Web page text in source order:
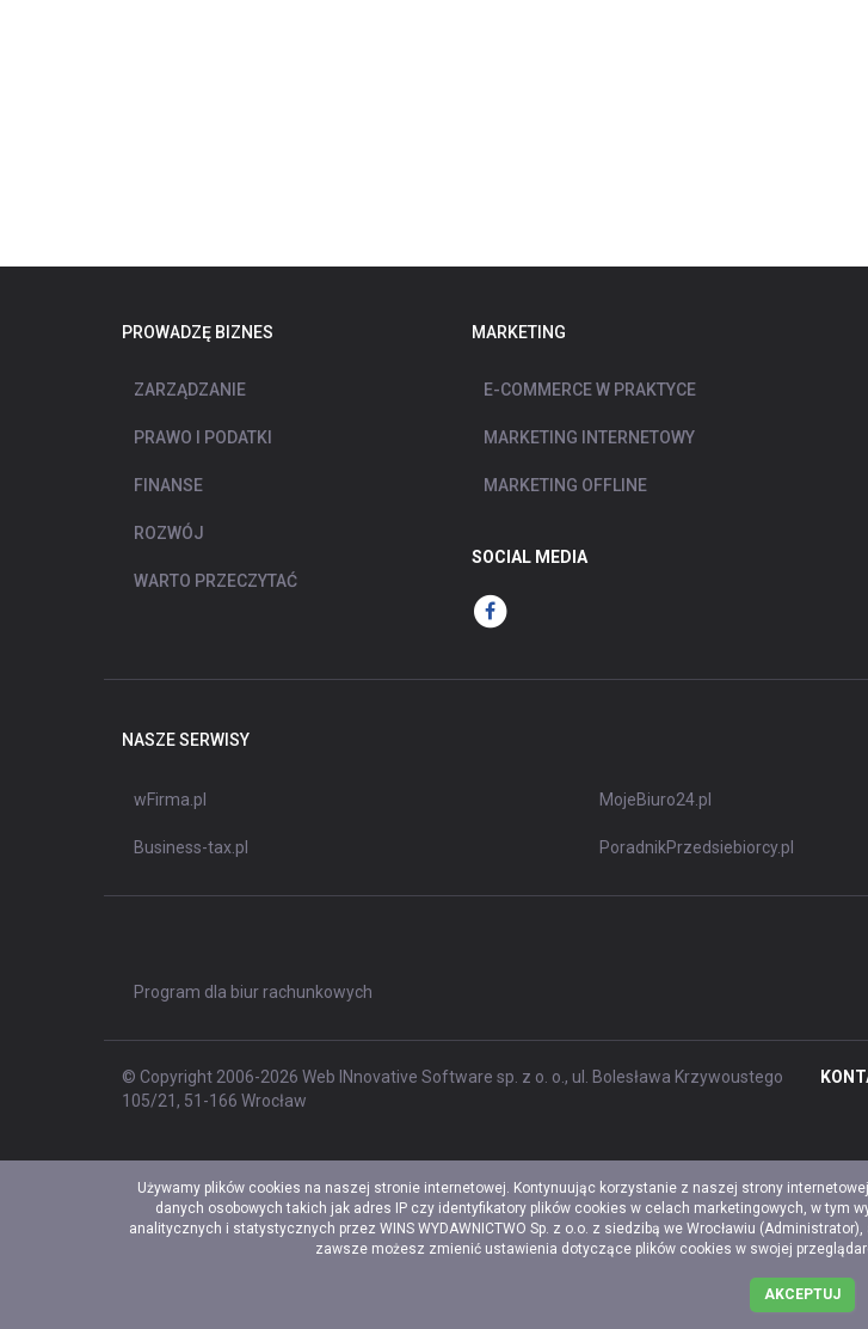
PROWADZĘ BIZNES
ZARZĄDZANIE
PRAWO I PODATKI
FINANSE
ROZWÓJ
WARTO PRZECZYTAĆ
MARKETING
E-COMMERCE W PRAKTYCE
MARKETING INTERNETOWY
MARKETING OFFLINE
SOCIAL MEDIA
NASZE SERWISY
wFirma.pl
Business-tax.pl
MojeBiuro24.pl
PoradnikPrzedsiebiorcy.pl
Program dla biur rachunkowych
© Copyright 2006-2026 Web INnovative Software sp. z o. o., ul. Bolesława Krzywoustego
105/21, 51-166 Wrocław
Używamy plików cookies na naszej stronie internetowej. Kontynuując korzystanie z naszej strony
danych osobowych takich jak adres IP czy identyfikatory plików cookies w celach marketingowych, w tym
analitycznych i statystycznych przez WINS WYDAWNICTWO Sp. z o.o. z siedzibą we Wrocławiu
zawsze możesz zmienić ustawienia dotyczące plików cookies w swojej
AKCEPTUJ